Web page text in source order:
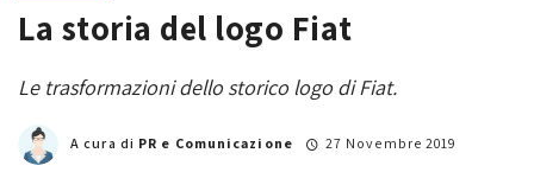
La storia del logo Fiat
Le trasformazioni dello storico logo di Fiat.
A cura di PR e Comunicazione 27 Novembre 2019